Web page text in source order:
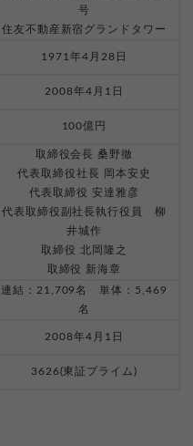
号
住友不動産新宿グランドタワー
1971年4月28日
2008年4月1日
100億円
取締役会長 桑野徹
代表取締役社長 岡本安史
代表取締役 安達雅彦
代表取締役副社長執行役員 柳
井城作
取締役 北岡隆之
取締役 新海章
連結：21,709名 単体：5,469
名
2008年4月1日
3626(東証プライム)